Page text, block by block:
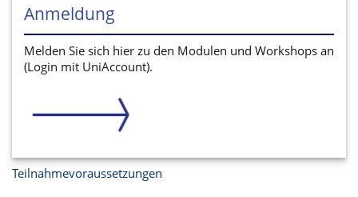
Anmeldung
Melden Sie sich hier zu den Modulen und Workshops an
(Login mit UniAccount).
Teilnahmevoraussetzungen